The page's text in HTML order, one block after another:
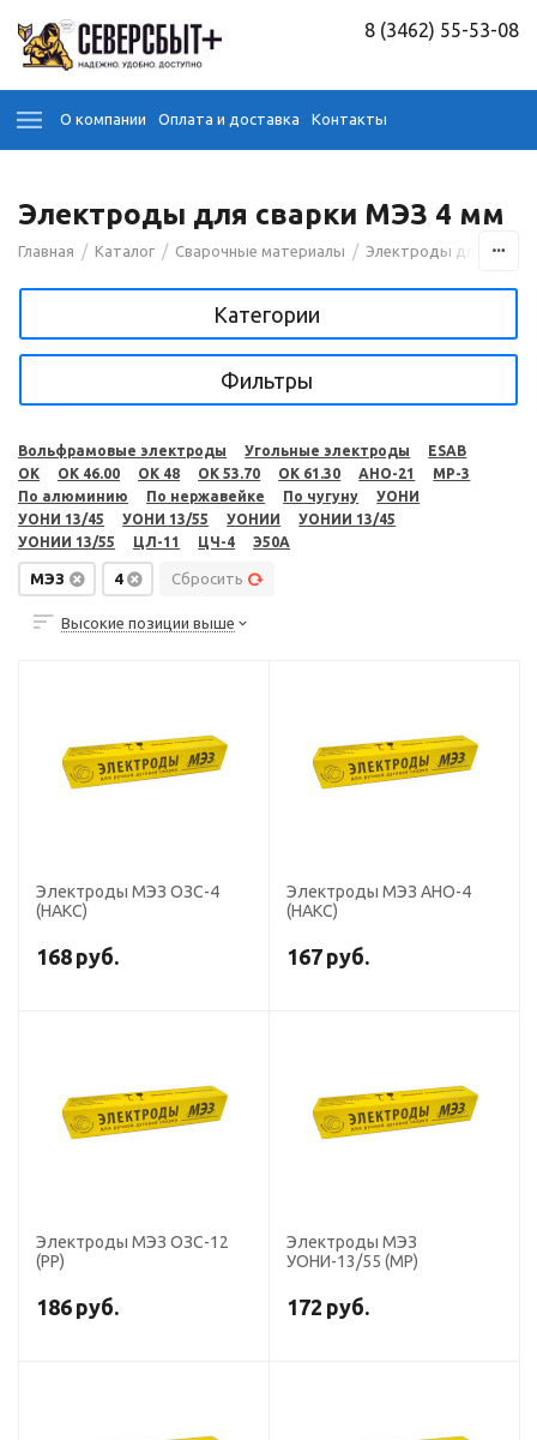
8 (3462) 55-53-08
О компании Оплата и доставка Контакты
Электроды для сварки МЭЗ 4 мм
Главная / Каталог / Сварочные материалы / Электроды для сварки
Категории
Фильтры
Вольфрамовые электроды Угольные электроды
ESAB
OK
OK 46.00 OK 48 OK 53.70 OK 61.30 АНО-21
МР-3
По алюминию
По нержавейке По чугуну
УОНИ
УОНИ 13/45
УОНИ 13/55 УОНИИ
УОНИИ 13/45
УОНИИ 13/55
ЦЛ-11 ЦЧ-4 Э50А
МЭЗ 4 Сбросить
Высокие позиции выше
Электроды МЭЗ ОЗС-4
(НАКС)
168 руб.
Электроды МЭЗ АНО-4
(НАКС)
167 руб.
Электроды МЭЗ ОЗС-12
(РР)
186 руб.
Электроды МЭЗ
УОНИ-13/55 (МР)
172 руб.